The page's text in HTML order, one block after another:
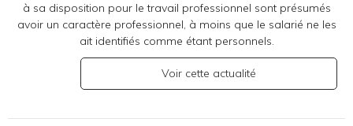
à sa disposition pour le travail professionnel sont présumés
avoir un caractère professionnel, à moins que le salarié ne les
ait identifiés comme étant personnels.
Voir cette actualité